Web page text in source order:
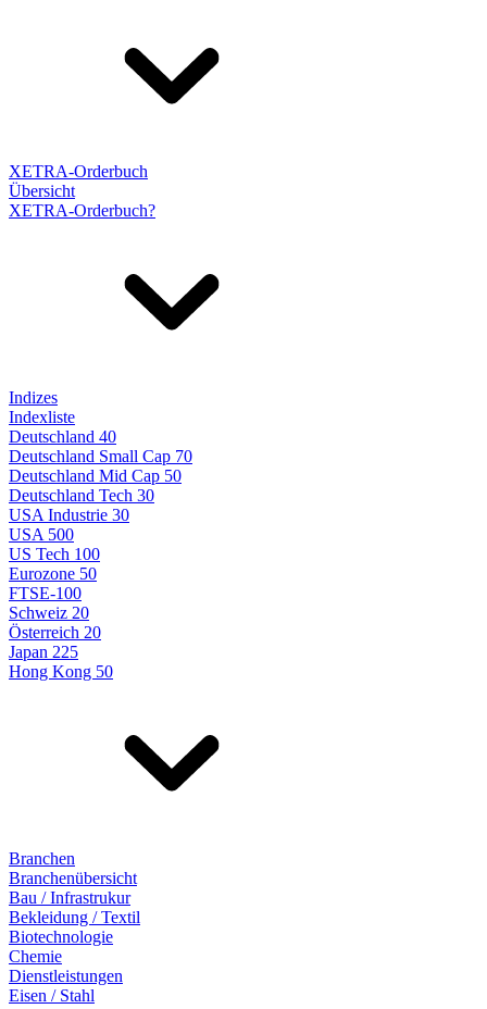
XETRA-Orderbuch
Übersicht
XETRA-Orderbuch?
Indizes
Indexliste
Deutschland 40
Deutschland Small Cap 70
Deutschland Mid Cap 50
Deutschland Tech 30
USA Industrie 30
USA 500
US Tech 100
Eurozone 50
FTSE-100
Schweiz 20
Österreich 20
Japan 225
Hong Kong 50
Branchen
Branchenübersicht
Bau / Infrastrukur
Bekleidung / Textil
Biotechnologie
Chemie
Dienstleistungen
Eisen / Stahl